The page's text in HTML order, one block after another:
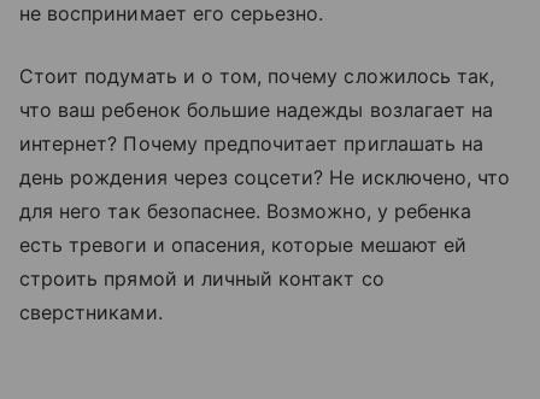
не воспринимает его серьезно.
Стоит подумать и о том, почему сложилось так,
что ваш ребенок большие надежды возлагает на
интернет? Почему предпочитает приглашать на
день рождения через соцсети? Не исключено, что
для него так безопаснее. Возможно, у ребенка
есть тревоги и опасения, которые мешают ей
строить прямой и личный контакт со
сверстниками.